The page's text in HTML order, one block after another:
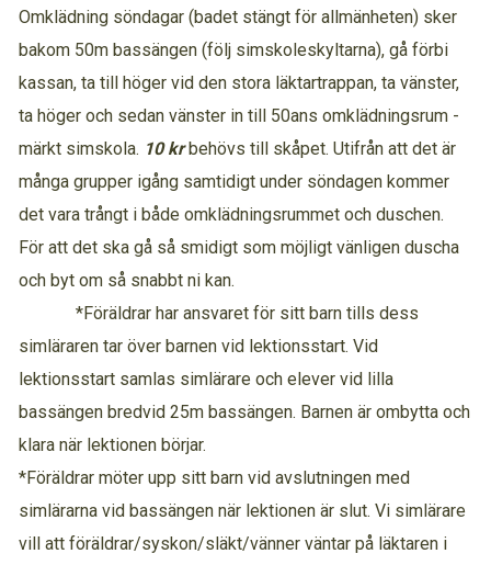
Omklädning söndagar (badet stängt för allmänheten) sker
bakom 50m bassängen (följ simskoleskyltarna), gå förbi
kassan, ta till höger vid den stora läktartrappan, ta vänster,
ta höger och sedan vänster in till 50ans omklädningsrum -
märkt simskola. 10 krbehövs till skåpet. Utifrån att det är
många grupper igång samtidigt under söndagen kommer
det vara trångt i både omklädningsrummet och duschen.
För att det ska gå så smidigt som möjligt vänligen duscha
och byt om så snabbt ni kan.
*Föräldrar har ansvaret för sitt barn tills dess
simläraren tar över barnen vid lektionsstart. Vid
lektionsstart samlas simlärare och elever vid lilla
bassängen bredvid 25m bassängen. Barnen är ombytta och
klara när lektionen börjar.
*Föräldrar möter upp sitt barn vid avslutningen med
simlärarna vid bassängen när lektionen är slut. Vi simlärare
vill att föräldrar/syskon/släkt/vänner väntar på läktaren i